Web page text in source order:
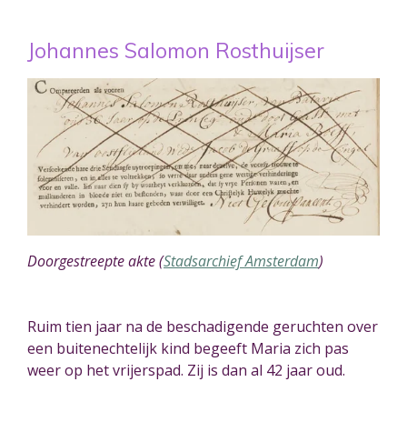
Johannes Salomon Rosthuijser
Doorgestreepte akte (Stadsarchief Amsterdam)
Ruim tien jaar na de beschadigende geruchten over
een buitenechtelijk kind begeeft Maria zich pas
weer op het vrijerspad. Zij is dan al 42 jaar oud.